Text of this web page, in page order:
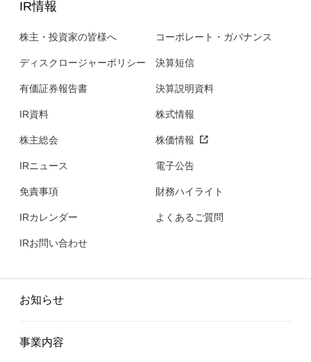
IR情報
株主・投資家の皆様へ コーポレート・ガバナンス
ディスクロージャーポリシー 決算短信
有価証券報告書 決算説明資料
IR資料 株式情報
株主総会 株価情報
IRニュース 電子公告
免責事項 財務ハイライト
IRカレンダー よくあるご質問
IRお問い合わせ
お知らせ
事業内容